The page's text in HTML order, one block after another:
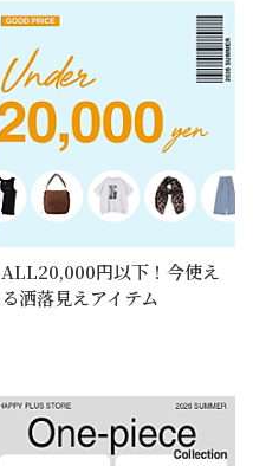
ALL20,000円以下！今使え
る洒落見えアイテム